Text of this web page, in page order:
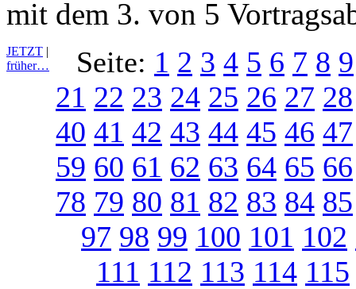
mit dem 3. von 5
JETZT |
früher…
Seite: 1 2 3 4 5 6 7 8 9
21 22 23 24 25 26 27 28
40 41 42 43 44 45 46 47
59 60 61 62 63 64 65 66
78 79 80 81 82 83 84 85
97 98 99 100 101 102
111 112 113 114 115